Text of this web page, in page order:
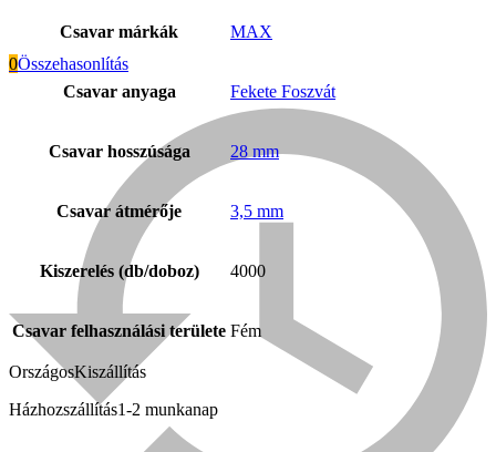
0Összehasonlítás
Csavar márkák MAX
Csavar anyaga Fekete Foszvát
Csavar hosszúsága 28 mm
Csavar átmérője 3,5 mm
Kiszerelés (db/doboz) 4000
Csavar felhasználási területe Fém
OrszágosKiszállítás
Házhozszállítás1-2 munkanap